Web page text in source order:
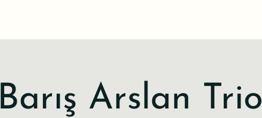
Barış Arslan Trio